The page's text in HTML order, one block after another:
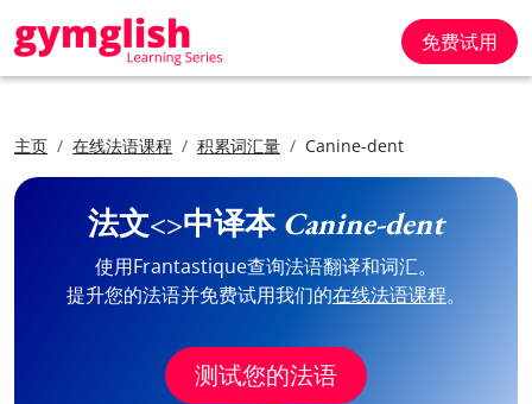
免费试用
主页 在线法语课程 积累词汇量 Canine-dent
法文<>中译本 Canine-dent
使用Frantastique查询法语翻译和词汇。
提升您的法语并免费试用我们的在线法语课程。
测试您的法语